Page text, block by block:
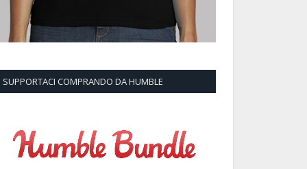
SUPPORTACI COMPRANDO DA HUMBLE